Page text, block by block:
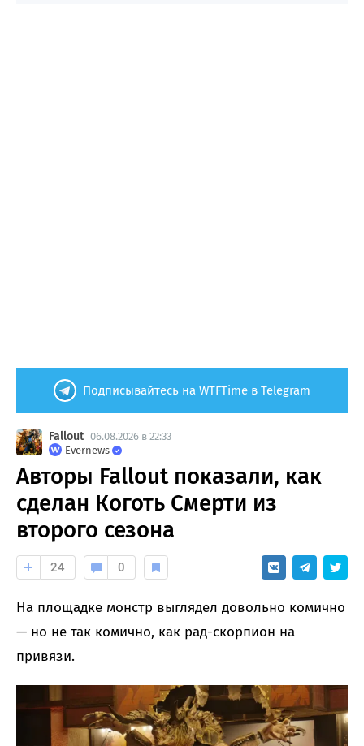
Подписывайтесь на WTFTime в Telegram
Fallout 06.08.2026 в 22:33
Evernews
Авторы Fallout показали, как
сделан Коготь Смерти из
второго сезона
24 0
На площадке монстр выглядел довольно комично
— но не так комично, как рад-скорпион на
привязи.